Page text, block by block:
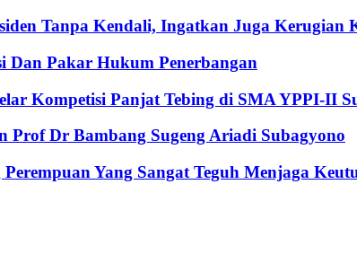
Tanpa Kendali, Ingatkan Juga Kerugian
Pakar Hukum Penerbangan
Kompetisi Panjat Tebing di SMA YPPI-II
Prof Dr Bambang Sugeng Ariadi Subagyono
Yang Sangat Teguh Menjaga